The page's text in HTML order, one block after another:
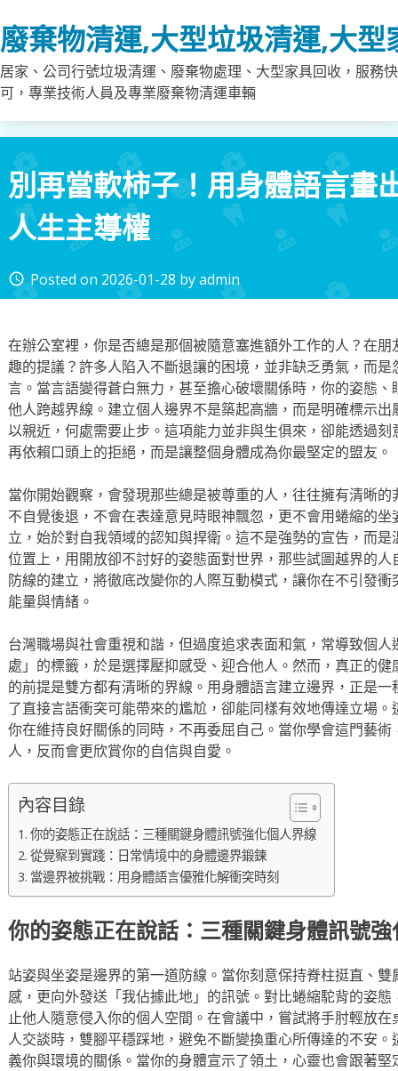
to
content
廢棄物清運,大型垃圾清運,大
居家、公司行號垃圾清運、廢棄物處理、大型家具回收，服務
可，專業技術人員及專業廢棄物清運車輛
別再當軟柿子！用身體語言畫
人生主導權
access_time Posted on 2026-01-28 byadmin
在辦公室裡，你是否總是那個被隨意塞進額外工作的人？在
趣的提議？許多人陷入不斷退讓的困境，並非缺乏勇氣，而
言。當言語變得蒼白無力，甚至擔心破壞關係時，你的姿態
他人跨越界線。建立個人邊界不是築起高牆，而是明確標示
以親近，何處需要止步。這項能力並非與生俱來，卻能透過
再依賴口頭上的拒絕，而是讓整個身體成為你最堅定的盟友。
當你開始觀察，會發現那些總是被尊重的人，往往擁有清晰
不自覺後退，不會在表達意見時眼神飄忽，更不會用蜷縮的
立，始於對自我領域的認知與捍衛。這不是強勢的宣告，而
位置上，用開放卻不討好的姿態面對世界，那些試圖越界的
防線的建立，將徹底改變你的人際互動模式，讓你在不引發
能量與情緒。
台灣職場與社會重視和諧，但過度追求表面和氣，常導致個
處」的標籤，於是選擇壓抑感受、迎合他人。然而，真正的
的前提是雙方都有清晰的界線。用身體語言建立邊界，正是
了直接言語衝突可能帶來的尷尬，卻能同樣有效地傳達立場
你在維持良好關係的同時，不再委屈自己。當你學會這門藝
人，反而會更欣賞你的自信與自愛。
內容目錄
你的姿態正在說話：三種關鍵身體訊號強化個人界線
從覺察到實踐：日常情境中的身體邊界鍛鍊
當邊界被挑戰：用身體語言優雅化解衝突時刻
你的姿態正在說話：三種關鍵身體訊號
站姿與坐姿是邊界的第一道防線。當你刻意保持脊柱挺直、
感，更向外發送「我佔據此地」的訊號。對比蜷縮駝背的姿
止他人隨意侵入你的個人空間。在會議中，嘗試將手肘輕放
人交談時，雙腳平穩踩地，避免不斷變換重心所傳達的不安
義你與環境的關係。當你的身體宣示了領土，心靈也會跟著堅